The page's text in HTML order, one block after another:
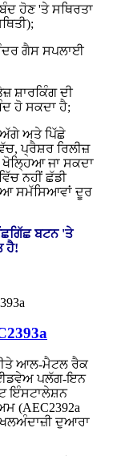
ਹੋਣ 'ਤੇ ਸਥਿਰਤਾ
ਗੈਸ ਸਪਲਾਈ
ਸ਼ਾਰਕਿੰਗ ਦੀ
ਹੋ ਸਕਦਾ ਹੈ;
ਅੱਗੇ ਅਤੇ ਪਿੱਛੇ
ਪ੍ਰੈਸ਼ਰ ਰਿਲੀਜ਼
ਜਾ ਸਕਦਾ
ਨਹੀਂ ਛੱਡੀ
ਸਮੱਸਿਆਵਾਂ ਦੂਰ
ਬਟਨ 'ਤੇ
ਹੈ!
ਆਲ-ਮੈਟਲ ਰੈਕ
ਪਲੱਗ-ਇਨ
ਇੰਸਟਾਲੇਸ਼ਨ
(AEC2392a
ਦੁਆਰਾ